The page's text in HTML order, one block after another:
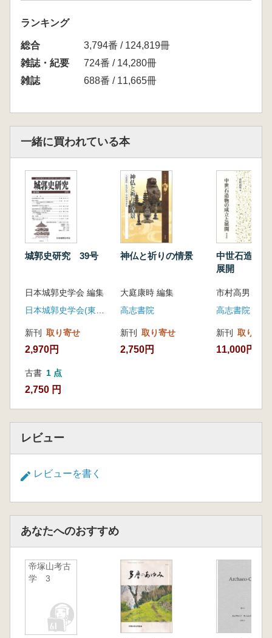
1)森 伸之 下総、武蔵の海保氏について
2)編集部 江戸前期、東葛にあった大名・旗本陣
屋
【資料紹介】 高橋 明男 鵜多須陣屋書類箱
3)山野辺 恭夫 田中藩船戸代官 須藤力五郎
ランキング
総合
3,794番 / 124,819冊
雑誌・紀要
724番 / 14,280冊
雑誌
688番 / 11,665冊
一緒に買われている本
城郭史研究 39号
日本城郭史学会 編集
日本城郭史学会(東京堂出版)
新刊 取り寄せ
2,970円
古書 1 点
2,750 円
神仏と祈りの情景
大庭康時 編集
高志書院
新刊 取り寄せ
2,750円
中世石造物
展開
市村高男 編集
高志書院
新刊 取り寄せ
11,000円
レビュー
レビューを書く
あなたへのおすすめ
帝塚山考古
学 3